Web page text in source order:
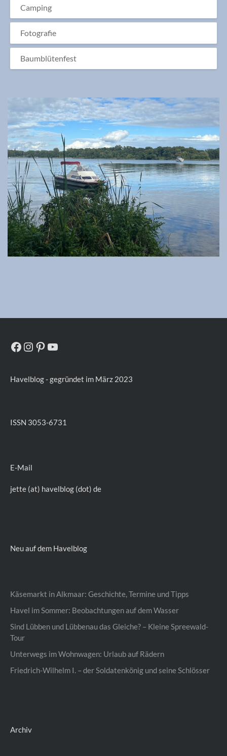
Camping
Fotografie
Baumblütenfest
Facebook
Instagram
Pinterest
YouTube
Havelblog - gegründet im März 2023
ISSN 3053-6731
E-Mail
jette (at) havelblog (dot) de
Neu auf dem Havelblog
Käsemarkt in Alkmaar: Geschichte, Termine und Tipps
Havel im Sommer: Beobachtungen auf dem Wasser
Sind Lübben und Lübbenau das Gleiche? – Kleine Spreewald-
Tour
Unterwegs im Wohnwagen: Urlaub auf Rädern
Friedrich-Wilhelm I. – der Soldatenkönig und seine Schlösser
Archiv